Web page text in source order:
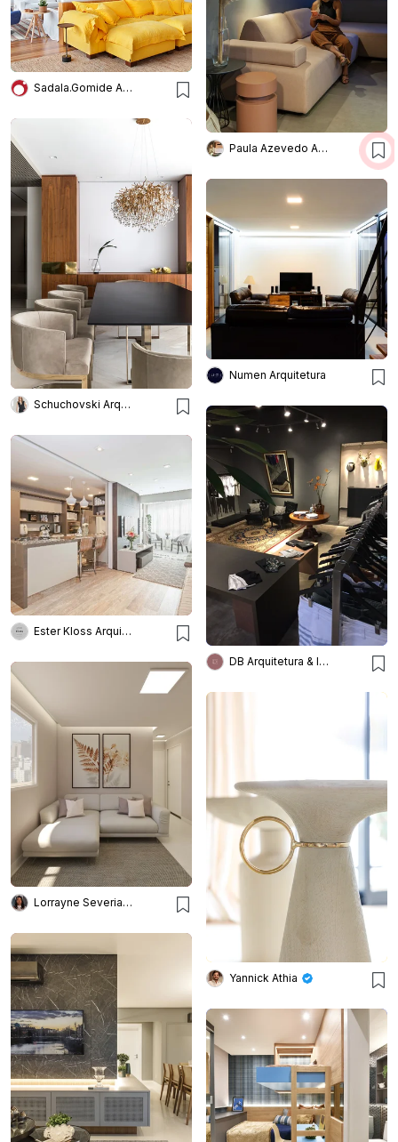
Paula Azevedo Arquitetura e Interiores
Sadala.Gomide Arquitetura
Schuchovski Arquitetura
Numen Arquitetura
DB Arquitetura & Interiores
Ester Kloss Arquitetos
Lorrayne Severiano
Yannick Athia